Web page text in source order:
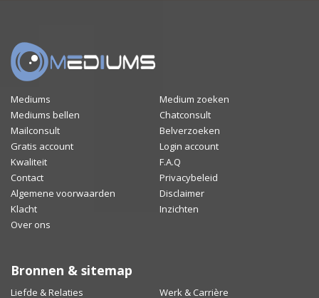
Mediums
Medium zoeken
Mediums bellen
Chatconsult
Mailconsult
Belverzoeken
Gratis account
Login account
Kwaliteit
F.A.Q
Contact
Privacybeleid
Algemene voorwaarden
Disclaimer
Klacht
Inzichten
Over ons
Bronnen & sitemap
Liefde & Relaties Werk & Carrière